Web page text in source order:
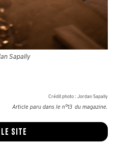
Sapally
Crédit photo : Jordan Sapally
Article paru dans le n°13 du magazine.
le site